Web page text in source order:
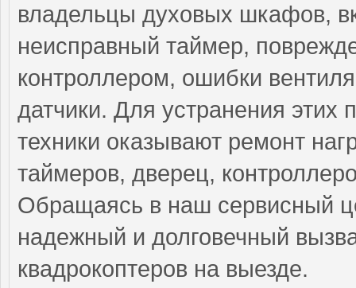
владельцы духовых шкафов,
неисправный таймер,
контроллером, ошибки
датчики. Для устранения
техники оказывают ремонт
таймеров, дверец,
Обращаясь в наш сервисный
надежный и долговечный
квадрокоптеров на выезде.